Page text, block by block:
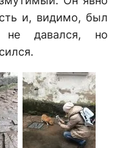
и, видимо, был
давался, но